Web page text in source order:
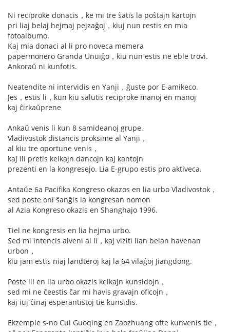
Ni reciproke donacis，ke mi tre ŝatis la poŝtajn kartojn
pri liaj belaj hejmaj pejzaĝoj，kiuj nun restis en mia
fotoalbumo.
Kaj mia donaci al li pro noveca memera
papermonero Granda Unuiĝo，kiu nun estis ne eble trovi.
Ankoraŭ ni kunfotis.
Neatendite ni intervidis en Yanji，ĝuste por E-amikeco.
Jes，estis li，kun kiu salutis reciproke manoj en manoj
kaj ĉirkaŭprene
Ankaŭ venis li kun 8 samideanoj grupe.
Vladivostok distancis proksime al Yanji，
al kiu tre oportune venis，
kaj ili pretis kelkajn dancojn kaj kantojn
prezenti en la kongresejo. Lia E-grupo estis pro aktiveca.
Antaŭe 6a Pacifika Kongreso okazos en lia urbo Vladivostok，
sed poste oni ŝanĝis la kongresan nomon
al Azia Kongreso okazis en Shanghajo 1996.
Tiel ne kongresis en lia hejma urbo.
Sed mi intencis alveni al li，kaj viziti lian belan havenan
urbon，
kiu jam estis niaj landteroj kaj la 64 vilaĝoj Jiangdong.
Poste ili en lia urbo okazis kelkajn kunsidojn，
sed mi ne ĉeestis ĉar mi havis gravajn oficojn，
kaj iuj ĉinaj esperantistoj tie kunsidis.
Ekzemple s-no Cui Guoqing en Zaozhuang ofte kunvenis tie，